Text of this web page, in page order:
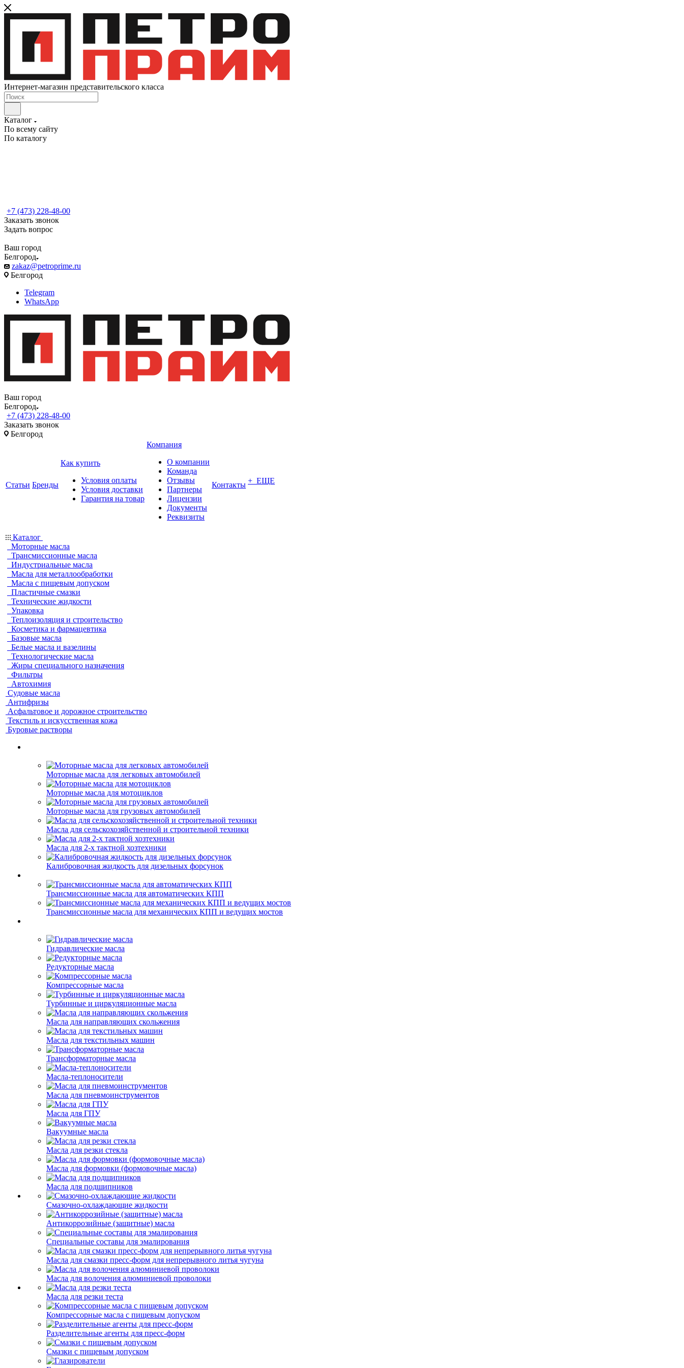
Интернет-магазин представительского класса
Каталог
По всему сайту
По каталогу
+7 (473) 228-48-00
Заказать звонок
Задать вопрос
Ваш город
Белгород
zakaz@petroprime.ru
Белгород
Telegram
WhatsApp
Ваш город
Белгород
+7 (473) 228-48-00
Заказать звонок
Белгород
Статьи Бренды
Как купить
Условия оплаты
Условия доставки
Гарантия на товар
Компания
О компании
Команда
Отзывы
Партнеры
Лицензии
Документы
Реквизиты
Контакты + ЕЩЕ
Каталог
Моторные масла
Трансмиссионные масла
Индустриальные масла
Масла для металлообработки
Масла с пищевым допуском
Пластичные смазки
Технические жидкости
Упаковка
Теплоизоляция и строительство
Косметика и фармацевтика
Базовые масла
Белые масла и вазелины
Технологические масла
Жиры специального назначения
Фильтры
Автохимия
Судовые масла
Антифризы
Асфальтовое и дорожное строительство
Текстиль и искусственная кожа
Буровые растворы
Моторные масла для легковых автомобилей
Моторные масла для мотоциклов
Моторные масла для грузовых автомобилей
Масла для сельскохозяйственной и строительной техники
Масла для 2-х тактной хозтехники
Калибровочная жидкость для дизельных форсунок
Трансмиссионные масла для автоматических КПП
Трансмиссионные масла для механических КПП и ведущих мостов
Гидравлические масла
Редукторные масла
Компрессорные масла
Турбинные и циркуляционные масла
Масла для направляющих скольжения
Масла для текстильных машин
Трансформаторные масла
Масла-теплоносители
Масла для пневмоинструментов
Масла для ГПУ
Вакуумные масла
Масла для резки стекла
Масла для формовки (формовочные масла)
Масла для подшипников
Смазочно-охлаждающие жидкости
Антикоррозийные (защитные) масла
Специальные составы для эмалирования
Масла для смазки пресс-форм для непрерывного литья чугуна
Масла для волочения алюминиевой проволоки
Масла для резки теста
Компрессорные масла с пищевым допуском
Разделительные агенты для пресс-форм
Смазки с пищевым допуском